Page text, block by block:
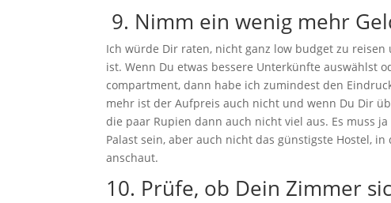
9. Nimm ein wenig mehr
Ich würde Dir raten, nicht ganz low budget zu
ist. Wenn Du etwas bessere Unterkünfte auswählst
compartment, dann habe ich zumindest den
mehr ist der Aufpreis auch nicht und wenn Du Dir
die paar Rupien dann auch nicht viel aus. Es muss
Palast sein, aber auch nicht das günstigste Hostel,
anschaut.
10. Prüfe, ob Dein Zimmer